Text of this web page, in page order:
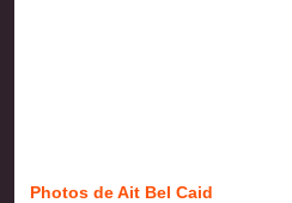
Photos de Ait Bel Caid